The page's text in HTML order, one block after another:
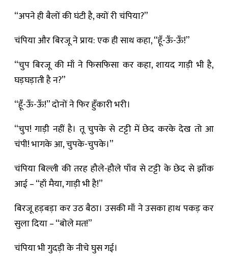
“अपने ही बैलों की घंटी है, क्यों री चंपिया?”
चंपिया और बिरजू ने प्राय: एक ही साथ कहा, “हूँ-ऊँ-ऊँ!”
“चुप बिरजू की माँ ने फिसफिसा कर कहा, शायद गाड़ी भी है,
घड़घड़ाती है न?”
“हूँ-ऊँ-ऊँ!” दोनों ने फिर हुँकारी भरी।
“चुप! गाड़ी नहीं है। तू चुपके से टट्टी में छेद करके देख तो आ
चंपी! भागके आ, चुपके-चुपके।”
चंपिया बिल्ली की तरह हौले-हौले पाँव से टट्टी के छेद से झाँक
आई – “हाँ मैया, गाड़ी भी है!”
बिरजू हड़बड़ा कर उठ बैठा। उसकी माँ ने उसका हाथ पकड़ कर
सुला दिया – “बोले मत!”
चंपिया भी गुदड़ी के नीचे घुस गई।